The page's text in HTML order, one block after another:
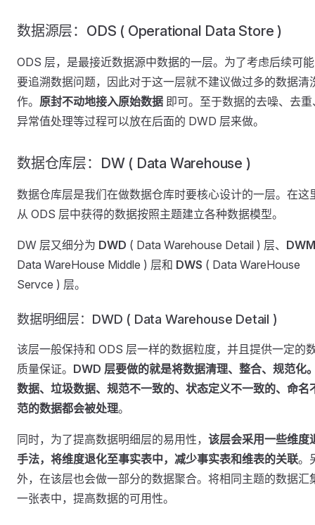
数据源层：ODS ( Operational Data Store )
ODS 层，是最接近数据源中数据的一层。为了考虑后续可
要追溯数据问题，因此对于这一层就不建议做过多的数据清
作。 原封不动地接入原始数据 即可。至于数据的去噪、去重
异常值处理等过程可以放在后面的 DWD 层来做。
数据仓库层：DW ( Data Warehouse )
数据仓库层是我们在做数据仓库时要核心设计的一层。在这
从 ODS 层中获得的数据按照主题建立各种数据模型。
DW 层又细分为 DWD ( Data Warehouse Detail ) 层、 DWM
Data WareHouse Middle ) 层和 DWS ( Data WareHouse
Servce ) 层。
数据明细层：DWD ( Data Warehouse Detail )
该层一般保持和 ODS 层一样的数据粒度，并且提供一定的
质量保证。 DWD 层要做的就是将数据清理、整合、规范化
数据、垃圾数据、规范不一致的、状态定义不一致的、命名
范的数据都会被处理。
同时，为了提高数据明细层的易用性， 该层会采用一些维度
手法，将维度退化至事实表中，减少事实表和维表的关联。
外，在该层也会做一部分的数据聚合。将相同主题的数据汇
一张表中，提高数据的可用性。